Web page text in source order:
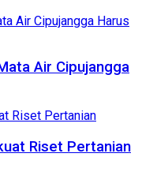
Air Cipujangga
Riset Pertanian